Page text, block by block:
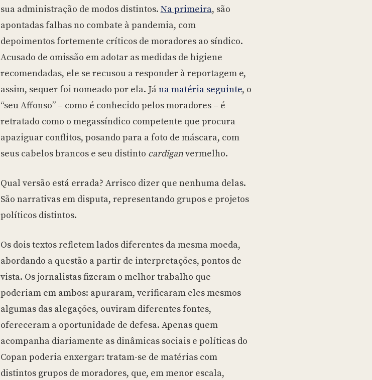
sua administração de modos distintos. Na primeira, são
apontadas falhas no combate à pandemia, com
depoimentos fortemente críticos de moradores ao síndico.
Acusado de omissão em adotar as medidas de higiene
recomendadas, ele se recusou a responder à reportagem e,
assim, sequer foi nomeado por ela. Jána matéria seguinte, o
“seu Affonso” – como é conhecido pelos moradores – é
retratado como o megassíndico competente que procura
apaziguar conflitos, posando para a foto de máscara, com
seus cabelos brancos e seu distinto cardiganvermelho.
Qual versão está errada? Arrisco dizer que nenhuma delas.
São narrativas em disputa, representando grupos e projetos
políticos distintos.
Os dois textos refletem lados diferentes da mesma moeda,
abordando a questão a partir de interpretações, pontos de
vista. Os jornalistas fizeram o melhor trabalho que
poderiam em ambos: apuraram, verificaram eles mesmos
algumas das alegações, ouviram diferentes fontes,
ofereceram a oportunidade de defesa. Apenas quem
acompanha diariamente as dinâmicas sociais e políticas do
Copan poderia enxergar: tratam-se de matérias com
distintos grupos de moradores, que, em menor escala,